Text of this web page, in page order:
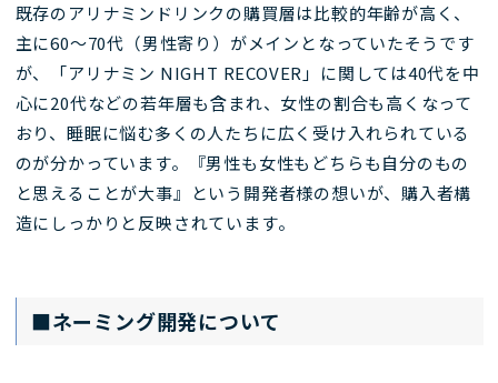
既存のアリナミンドリンクの購買層は比較的年齢が高く、
主に60～70代（男性寄り）がメインとなっていたそうです
が、「アリナミン NIGHT RECOVER」に関しては40代を中
心に20代などの若年層も含まれ、女性の割合も高くなって
おり、睡眠に悩む多くの人たちに広く受け入れられている
のが分かっています。『男性も女性もどちらも自分のもの
と思えることが大事』という開発者様の想いが、購入者構
造にしっかりと反映されています。
■ネーミング開発について